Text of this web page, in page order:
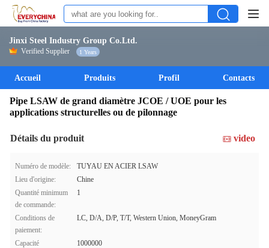
Jinxi Steel Industry Group Co.Ltd.
Verified Supplier 1 Years
Accueil Produits Profil Contacts
Pipe LSAW de grand diamètre JCOE / UOE pour les
applications structurelles ou de pilonnage
Détails du produit video
Numéro de modèle:
TUYAU EN ACIER LSAW
Lieu d'origine:
Chine
Quantité minimum
de commande:
1
Conditions de
paiement:
LC, D/A, D/P, T/T, Western Union, MoneyGram
Capacité
1000000